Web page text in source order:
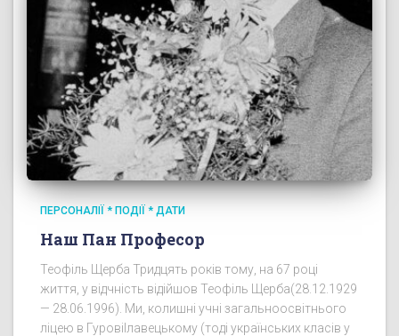
ПЕРСОНАЛІЇ * ПОДІЇ * ДАТИ
Наш Пан Професор
Теофіль Щерба Тридцять років тому, на 67 році
життя, у відчність відійшов Теофіль Щерба(28.12.1929
— 28.06.1996). Ми, колишні учні загальноосвітнього
ліцею в ГуровіІлавецькому (тоді українських класів у